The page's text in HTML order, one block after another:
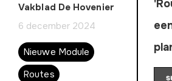
Vakblad De Hovenier
6 december 2024
Nieuwe Module
Routes